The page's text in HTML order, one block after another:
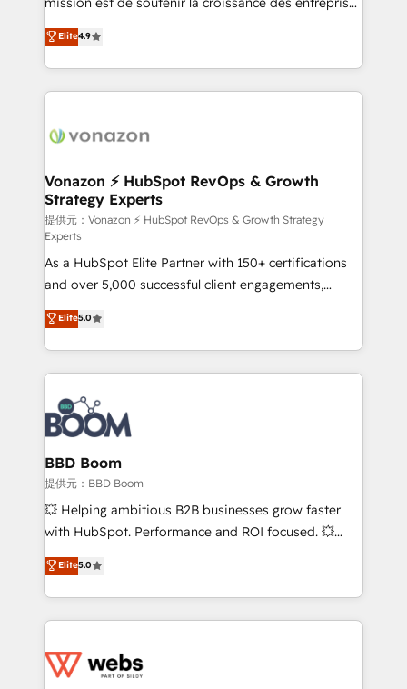
HubSpot dans votre organisation. Pour toute
question technique ou besoin de structuration de
B2B à travers l’acquisition de nouveaux clients,
l'intégration CRM et le développement des revenus
auprès de vos comptes existants. En France et à
l'international, nous travaillons avec des ETI
delà d’une simple transformation digitale et des
➤ L’intégration de CRM et de méthodologie RevOps
pour aligner les équipes marketing, commerciales et
support client (data migration, synchronisation API,
audit et maintenance) ➤ La création de sites internet
de conversion qui transforment les visiteurs en
opportunités d'affaires ➤ La mise en place de
stratégies d'acquisition marketing (SEO, SEA,
inbound, automatisation marketing, ABM, IA,
emailing) Informations clés : - 10 ans d'expérience -
100+ intégrations CRM HubSpot réussies - 40
experts conseil - 150 certifications HubSpot
cumulées
Elite4.9
Vonazon ⚡ HubSpot RevOps & Growth
Strategy Experts
提供元：Vonazon ⚡ HubSpot RevOps & Growth Strategy
Experts
As a HubSpot Elite Partner with 150+ certifications
and over 5,000 successful client engagements,
Vonazon turns marketing complexity into
measurable, scalable growth. From onboarding to
enterprise-grade campaigns, our in-house team
builds scalable strategies that drive long-term
revenue. ⚙️ HubSpot Integration & Optimization •
Seamless CRM, CMS, and automation setup •
Complex platform migrations and data cleanups •
Custom APIs and third-party integrations 📈 End-to-
End Revenue Acceleration • Lifecycle marketing and
pipeline growth programs • Sales enablement tools
and CRM optimization • Retention strategies with
Execution • 750+ onboardings and 2,000+
implementations • Deep expertise across marketing,
Elite5.0
BBD Boom
提供元：BBD Boom
💥 Helping ambitious B2B businesses grow faster
with HubSpot. Performance and ROI focused. 💥
BBD Boom is the HubSpot partner that can help you
to HubSpot Better. We work with your teams to
solve all your HubSpot challenges and improve user
adoption, sales process and marketing results.
the first time 🔧 Designing and optimising your
Elite5.0